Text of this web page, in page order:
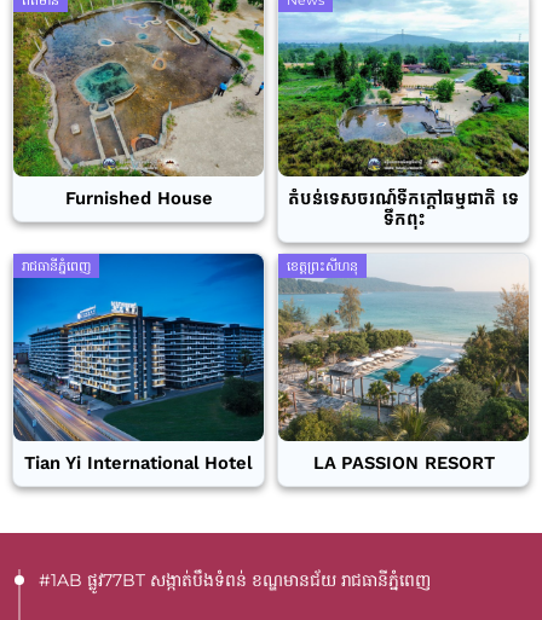
Furnished House
តំបន់ទេសចរណ៍ទឹកក្តៅធម្មជាតិ ទេ
ទឹកពុះ
រាជធានីភ្នំពេញ
Tian Yi International Hotel
ខេត្តព្រះសីហនុ
LA PASSION RESORT
#1AB ផ្លូវ77BT​ សង្កាត់បឹងទំពន់ ខណ្ឌមានជ័យ រាជធានីភ្នំពេញ